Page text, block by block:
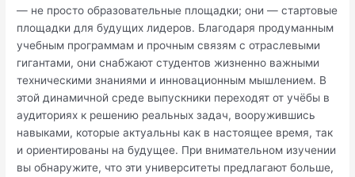
— не просто образовательные площадки; они — стартовые
площадки для будущих лидеров. Благодаря продуманным
учебным программам и прочным связям с отраслевыми
гигантами, они снабжают студентов жизненно важными
техническими знаниями и инновационным мышлением. В
этой динамичной среде выпускники переходят от учёбы в
аудиториях к решению реальных задач, вооружившись
навыками, которые актуальны как в настоящее время, так
и ориентированы на будущее. При внимательном изучении
вы обнаружите, что эти университеты предлагают больше,